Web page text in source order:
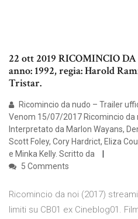
22 ott 2019 RICOMINCIO
anno: 1992, regia: Harold
Tristar.
Ricomincio da nudo – Trailer
Venom 15/07/2017 Ricomincio da
Interpretato da Marlon Wayans,
Scott Foley, Cory Hardrict, Eliza
e Minka Kelly. Scritto da
5 Comments
Ricomincio da noi (2017)
limiti su CB01 ex Cineblog01.